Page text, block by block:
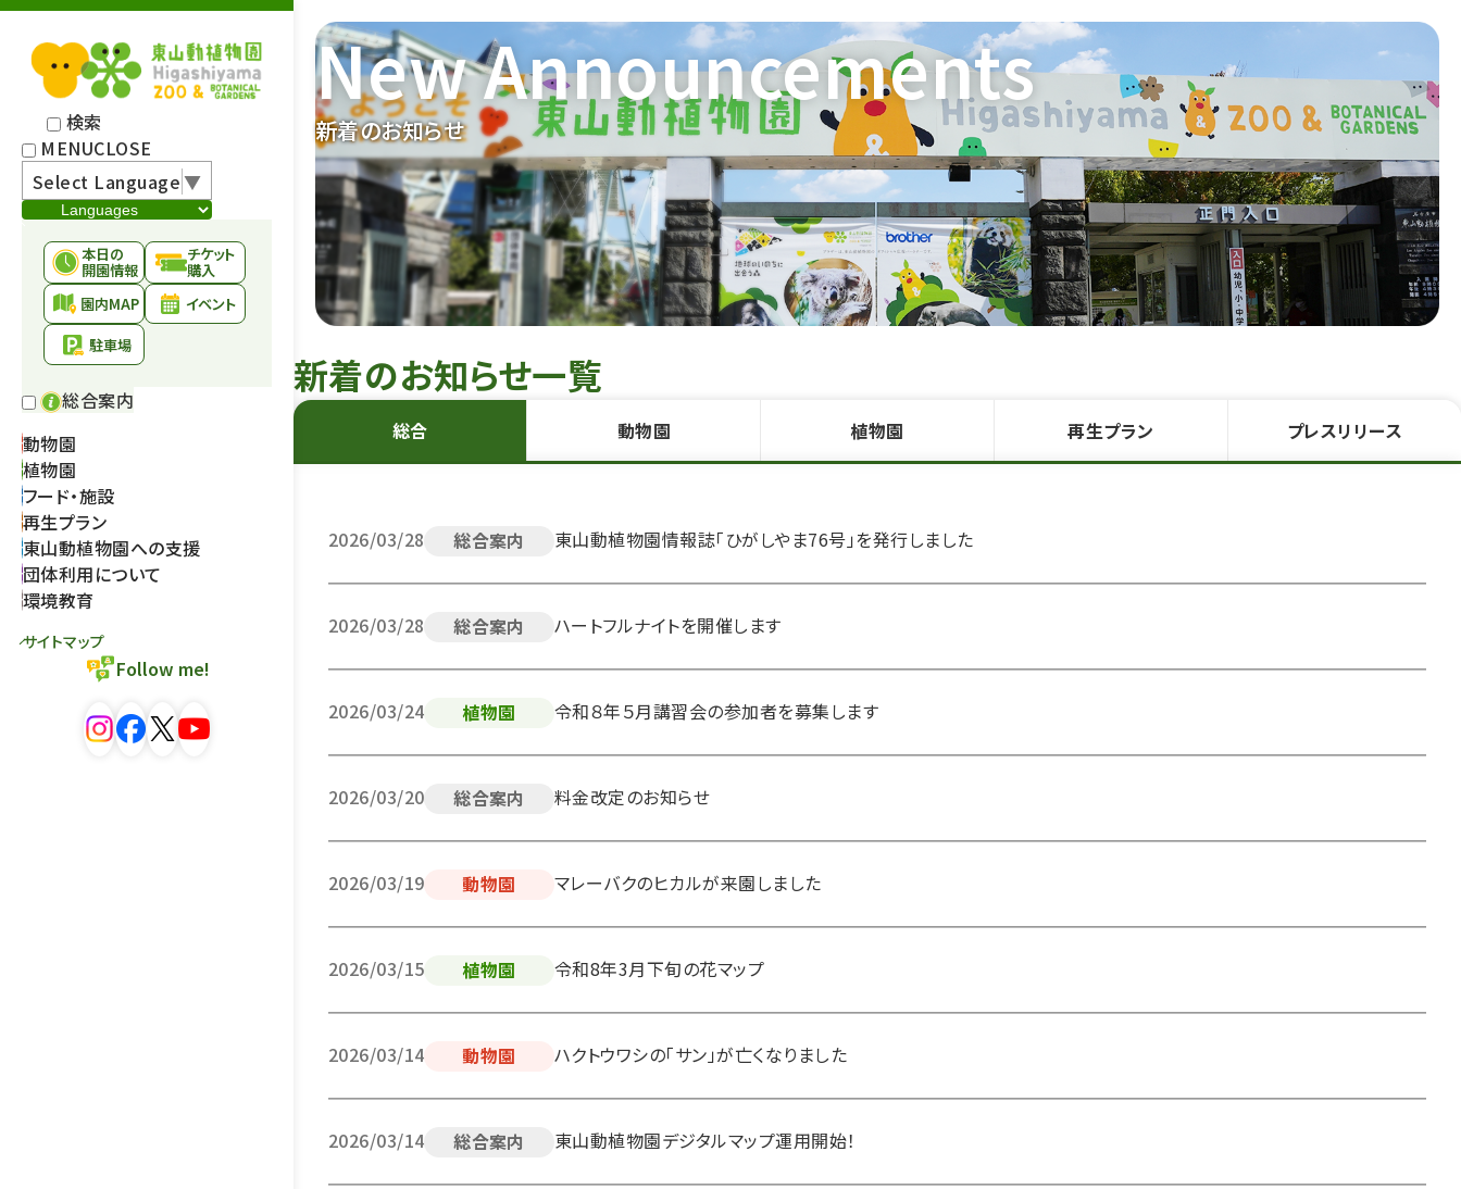
検索
MENUCLOSE
Select Language▼
本日の
開園情報
チケット
購入
園内MAP
イベント
駐車場
総合案内
動物園
植物園
フード・施設
再生プラン
東山動植物園への支援
団体利用について
環境教育
サイトマップ
Follow me!
新着のお知らせ
New Announcements
新着のお知らせ一覧
総合 動物園 植物園 再生プラン プレスリリース
2026/03/28 総合案内 東山動植物園情報誌「ひがしやま76号」を発行しました
2026/03/28 総合案内 ハートフルナイトを開催します
2026/03/24 植物園 令和８年５月講習会の参加者を募集します
2026/03/20 総合案内 料金改定のお知らせ
2026/03/19 動物園 マレーバクのヒカルが来園しました
2026/03/15 植物園 令和8年3月下旬の花マップ
2026/03/14 動物園 ハクトウワシの「サン」が亡くなりました
2026/03/14 総合案内 東山動植物園デジタルマップ運用開始！